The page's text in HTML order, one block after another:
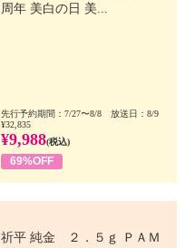
周年 美白の日 美...
先行予約期間：7/27〜8/8 放送日：8/9
¥32,835
¥9,988(税込)
69%OFF
祈平 純金 ２．５ｇ ＰＡＭ